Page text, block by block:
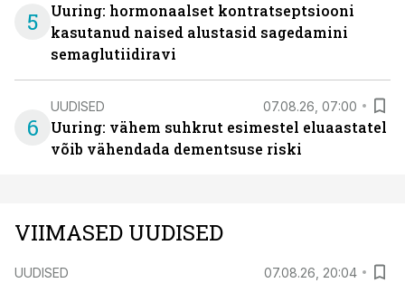
5
Uuring: hormonaalset kontratseptsiooni
kasutanud naised alustasid sagedamini
semaglutiidiravi
6
UUDISED 07.08.26, 07:00
Uuring: vähem suhkrut esimestel eluaastatel
võib vähendada dementsuse riski
VIIMASED UUDISED
UUDISED 07.08.26, 20:04